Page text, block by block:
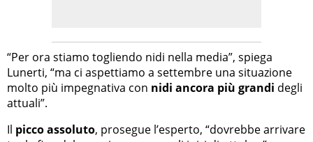
“Per ora stiamo togliendo nidi nella media”, spiega
Lunerti, “ma ci aspettiamo a settembre una situazione
molto più impegnativa con nidi ancora più grandi degli
attuali”.
Il picco assoluto, prosegue l’esperto, “dovrebbe arrivare